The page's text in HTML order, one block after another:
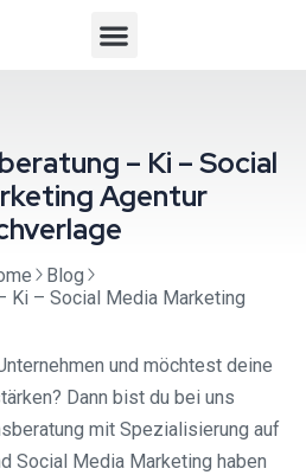
– Ki – Social
Agentur
Blog
Ki – Social Media Marketing
und möchtest deine
Dann bist du bei uns
mit Spezialisierung auf
Social Media Marketing haben